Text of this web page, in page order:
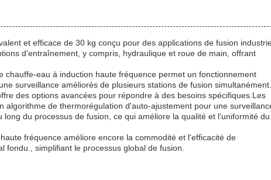
et efficace de 30 kg conçu pour des applications de fusion
d'entraînement, y compris, hydraulique et roue de main, offrant
eau à induction haute fréquence permet un fonctionnement
surveillance améliorés de plusieurs stations de fusion simultanément.
des options avancées pour répondre à des besoins spécifiques.Les
de thermorégulation d'auto-ajustement pour une
du processus de fusion, ce qui améliore la qualité et l'uniformité du
fréquence améliore encore la commodité et l'efficacité de
simplifiant le processus global de fusion.